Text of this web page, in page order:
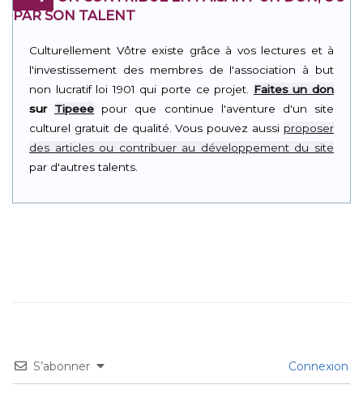
PAR SON TALENT
Culturellement Vôtre existe grâce à vos lectures et à
l'investissement des membres de l'association à but
non lucratif loi 1901 qui porte ce projet. Faites un don
sur Tipeee pour que continue l'aventure d'un site
culturel gratuit de qualité. Vous pouvez aussi proposer
des articles ou contribuer au développement du site
par d'autres talents.
S’abonner Connexion